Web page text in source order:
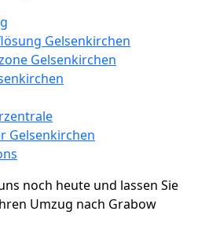
Gelsenkirchen
Gelsenkirchen
Gelsenkirchen
noch heute und lassen Sie
Umzug nach Grabow